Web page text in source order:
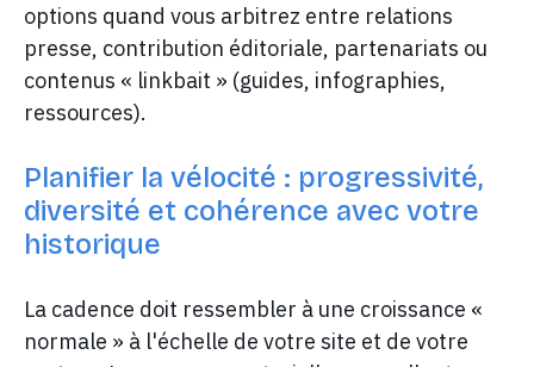
options quand vous arbitrez entre relations
presse, contribution éditoriale, partenariats ou
contenus « linkbait » (guides, infographies,
ressources).
Planifier la vélocité : progressivité,
diversité et cohérence avec votre
historique
La cadence doit ressembler à une croissance «
normale » à l'échelle de votre site et de votre